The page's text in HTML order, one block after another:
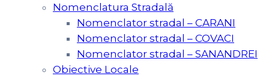
Nomenclatura Stradală
Nomenclator stradal – CARANI
Nomenclator stradal – COVACI
Nomenclator stradal – SANANDREI
Obiective Locale